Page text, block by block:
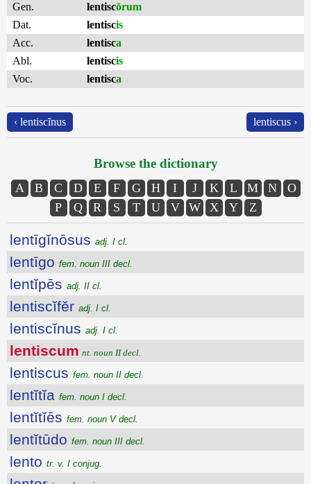
Gen.
lentiscōrum
Dat.
lentiscis
Acc.
lentisca
Abl.
lentiscis
Voc.
lentisca
‹ lentiscĭnus lentiscus ›
Browse the dictionary
A B C D E F G H I J K L M N
O
P
Q R S T U V W X Y Z
lentīgĭnōsus adj. I cl.
lentīgo fem. noun III decl.
lentĭpēs adj. II cl.
lentiscĭfĕr adj. I cl.
lentiscĭnus adj. I cl.
lentiscum nt. noun II decl.
lentiscus fem. noun II decl.
lentĭtĭa fem. noun I decl.
lentĭtĭēs fem. noun V decl.
lentĭtūdo fem. noun III decl.
lento tr. v. I conjug.